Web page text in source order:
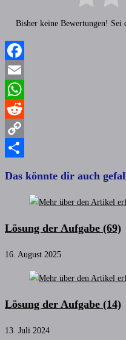
Bisher keine Bewertungen! Sei
Facebook
Email
WhatsApp
Reddit
Copy
Das könnte dir auch
Lösung der Aufgabe (69)
16. August 2025
Lösung der Aufgabe (14)
13. Juli 2024